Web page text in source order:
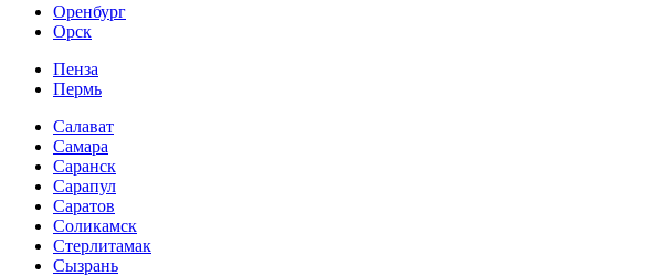
Оренбург
Орск
Пенза
Пермь
Салават
Самара
Саранск
Сарапул
Саратов
Соликамск
Стерлитамак
Сызрань